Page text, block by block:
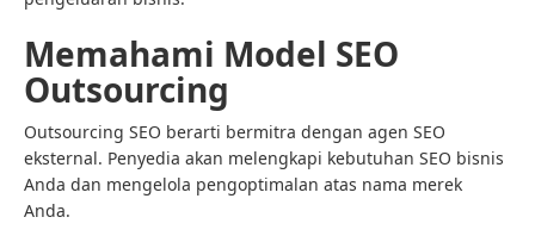
Memahami Model SEO
Outsourcing
Outsourcing SEO berarti bermitra dengan agen SEO
eksternal. Penyedia akan melengkapi kebutuhan SEO bisnis
Anda dan mengelola pengoptimalan atas nama merek
Anda.